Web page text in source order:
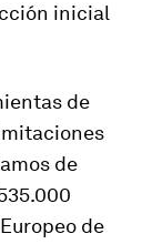
inicial
de
de
de